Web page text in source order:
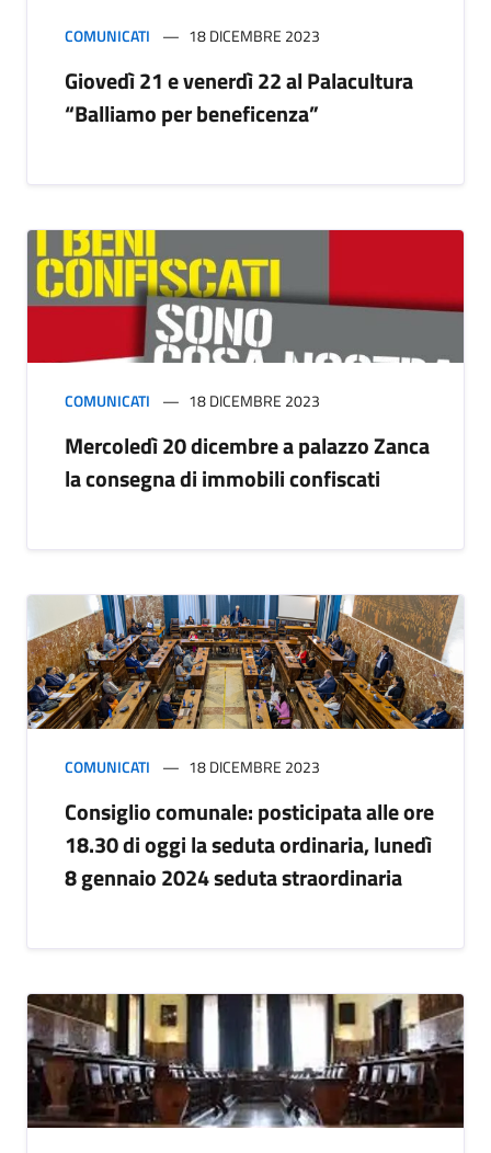
COMUNICATI 18 DICEMBRE 2023
Giovedì 21 e venerdì 22 al Palacultura
“Balliamo per beneficenza”
COMUNICATI 18 DICEMBRE 2023
Mercoledì 20 dicembre a palazzo Zanca
la consegna di immobili confiscati
COMUNICATI 18 DICEMBRE 2023
Consiglio comunale: posticipata alle ore
18.30 di oggi la seduta ordinaria, lunedì
8 gennaio 2024 seduta straordinaria